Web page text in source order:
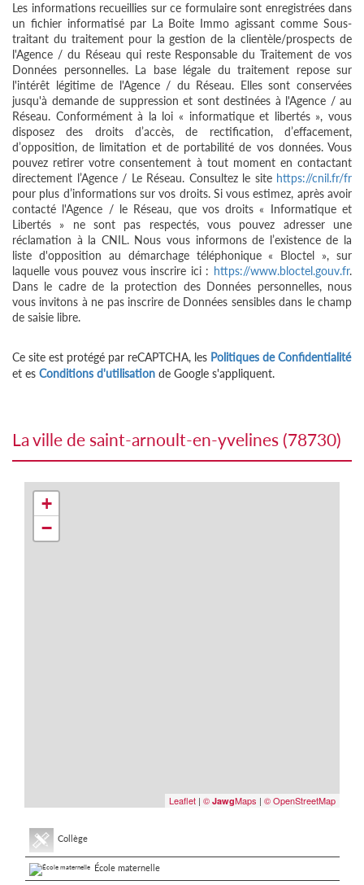
Les informations recueillies sur ce formulaire sont enregistrées dans
un fichier informatisé par La Boite Immo agissant comme Sous-
traitant du traitement pour la gestion de la clientèle/prospects de
l'Agence / du Réseau qui reste Responsable du Traitement de vos
Données personnelles. La base légale du traitement repose sur
l'intérêt légitime de l'Agence / du Réseau. Elles sont conservées
jusqu'à demande de suppression et sont destinées à l'Agence / au
Réseau. Conformément à la loi « informatique et libertés », vous
disposez des droits d’accès, de rectification, d’effacement,
d’opposition, de limitation et de portabilité de vos données. Vous
pouvez retirer votre consentement à tout moment en contactant
directement l’Agence / Le Réseau. Consultez le site https://cnil.fr/fr
pour plus d’informations sur vos droits. Si vous estimez, après avoir
contacté l'Agence / le Réseau, que vos droits « Informatique et
Libertés » ne sont pas respectés, vous pouvez adresser une
réclamation à la CNIL. Nous vous informons de l’existence de la
liste d'opposition au démarchage téléphonique « Bloctel », sur
laquelle vous pouvez vous inscrire ici : https://www.bloctel.gouv.fr.
Dans le cadre de la protection des Données personnelles, nous
vous invitons à ne pas inscrire de Données sensibles dans le champ
de saisie libre.
Ce site est protégé par reCAPTCHA, les Politiques de Confidentialité
et es Conditions d'utilisation de Google s'appliquent.
la ville de saint-arnoult-en-yvelines (78730)
+
−
Leaflet | © JawgMaps | © OpenStreetMap
Collège
École maternelle